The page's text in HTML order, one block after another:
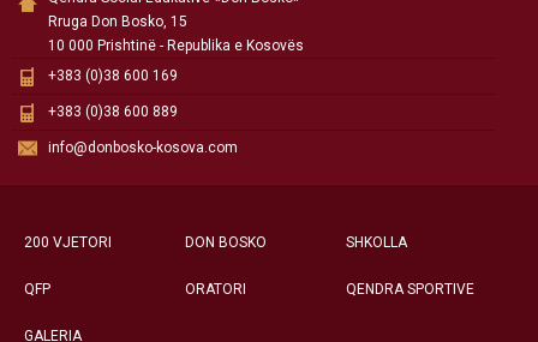
Rruga Don Bosko, 15
10 000 Prishtinë - Republika e Kosovës
+383 (0)38 600 169
+383 (0)38 600 889
info@donbosko-kosova.com
200 VJETORI DON BOSKO SHKOLLA
QFP ORATORI QENDRA SPORTIVE
GALERIA